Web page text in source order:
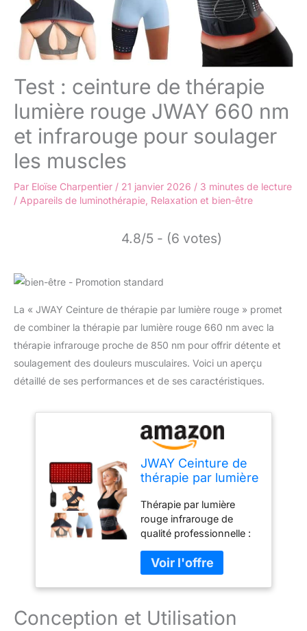
Test : ceinture de thérapie
lumière rouge JWAY 660 nm
et infrarouge pour soulager
les muscles
Par Eloïse Charpentier / 21 janvier 2026 / 3 minutes de lecture
/ Appareils de luminothérapie Relaxation et bien-être
4.8/5 - (6 votes)
La « JWAY Ceinture de thérapie par lumière rouge » promet
de combiner la thérapie par lumière rouge 660 nm avec la
thérapie infrarouge proche de 850 nm pour offrir détente et
soulagement des douleurs musculaires. Voici un aperçu
détaillé de ses performances et de ses caractéristiques.
JWAY Ceinture de
thérapie par lumière
par lumière rouge
660 nm et thérapie
par lumière
infrarouge proche
de 850 nm pour le
corps, détendre et
masser les
muscles, soulager
la douleur
Thérapie par lumière
rouge infrarouge de
qualité professionnelle :
lumineuse vous
laisseront vous sentir
mieux dans les semaines
rouge dans le confort de
Conception et Utilisation